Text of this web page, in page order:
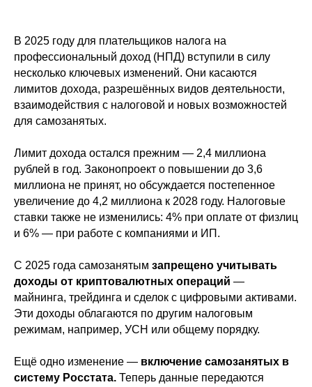
В 2025 году для плательщиков налога на
профессиональный доход (НПД) вступили в силу
несколько ключевых изменений. Они касаются
лимитов дохода, разрешённых видов деятельности,
взаимодействия с налоговой и новых возможностей
для самозанятых.
Лимит дохода остался прежним — 2,4 миллиона
рублей в год. Законопроект о повышении до 3,6
миллиона не принят, но обсуждается постепенное
увеличение до 4,2 миллиона к 2028 году. Налоговые
ставки также не изменились: 4% при оплате от физлиц
и 6% — при работе с компаниями и ИП.
С 2025 года самозанятым запрещено учитывать
доходы от криптовалютных операций —
майнинга, трейдинга и сделок с цифровыми активами.
Эти доходы облагаются по другим налоговым
режимам, например, УСН или общему порядку.
Ещё одно изменение — включение самозанятых в
систему Росстата. Теперь данные передаются